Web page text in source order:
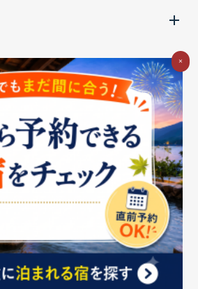
示 ウェブアクセシビリティの取り組み
プライバシーポータル
Cookieポリシー
記情報セキュリティ基本方針
ップ
Inc. 2026.All rights reserved.
×